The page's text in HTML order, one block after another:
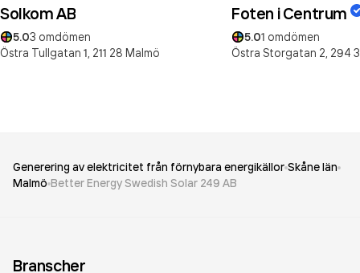
Solkom AB
5.03 omdömen
Östra Tullgatan 1, 211 28 Malmö
Foten i Centrum
5.01 omdömen
Östra Storgatan 2, 294
Generering av elektricitet från förnybara energikällor Skåne län
Malmö Better Energy Swedish Solar 249 AB
Branscher